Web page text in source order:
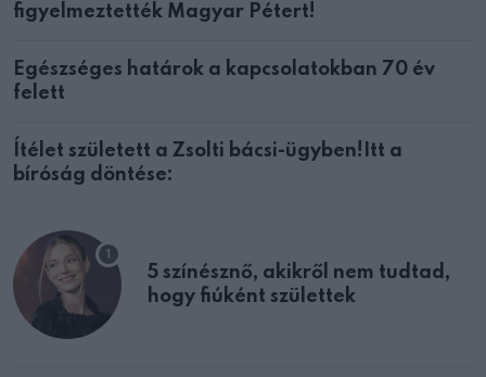
figyelmeztették Magyar Pétert!
Egészséges határok a kapcsolatokban 70 év
felett
Ítélet született a Zsolti bácsi-ügyben!Itt a
bíróság döntése:
5 színésznő, akikről nem tudtad,
hogy fiúként születtek